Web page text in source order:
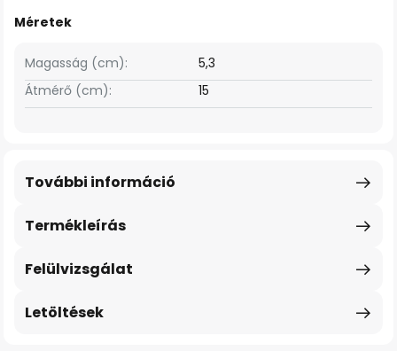
Méretek
Magasság (cm):
5,3
Átmérő (cm):
15
Termékleírás
További információ
Felülvizsgálat
Letöltések